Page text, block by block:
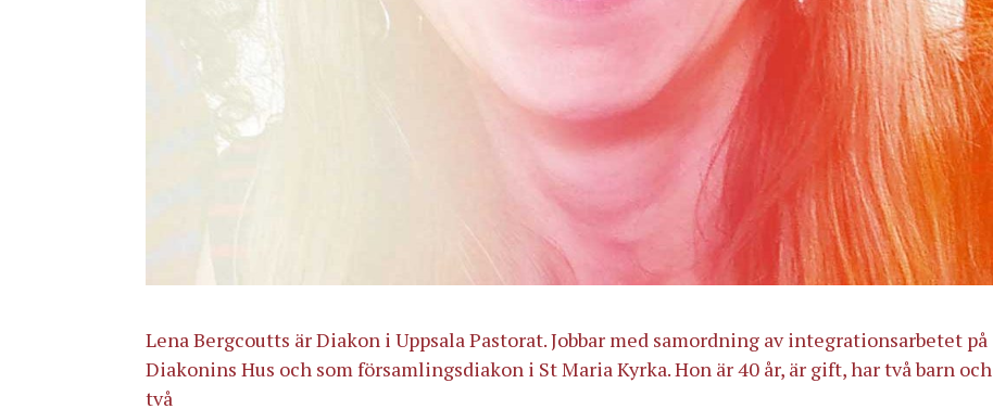
Lena Bergcoutts är Diakon i Uppsala Pastorat. Jobbar med samordning av integrationsarbetet på
Diakonins Hus och som församlingsdiakon i St Maria Kyrka. Hon är 40 år, är gift, har två barn och
två